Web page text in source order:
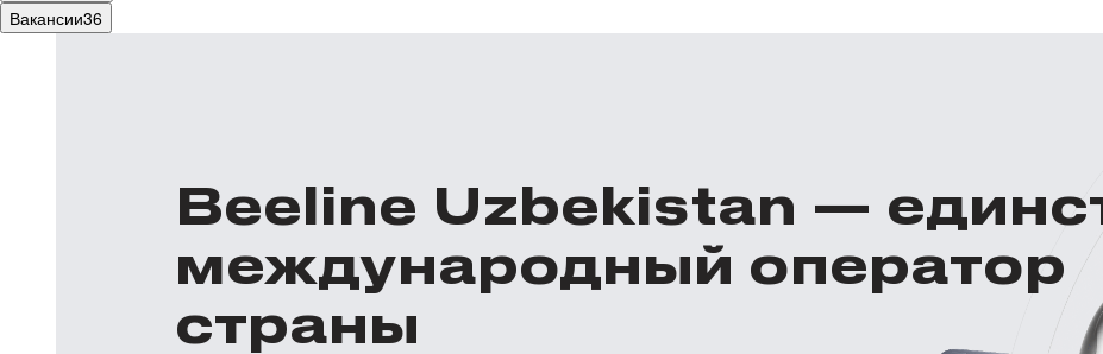
Вакансии36
Beeline Uzbekistan —
международный оператор
страны